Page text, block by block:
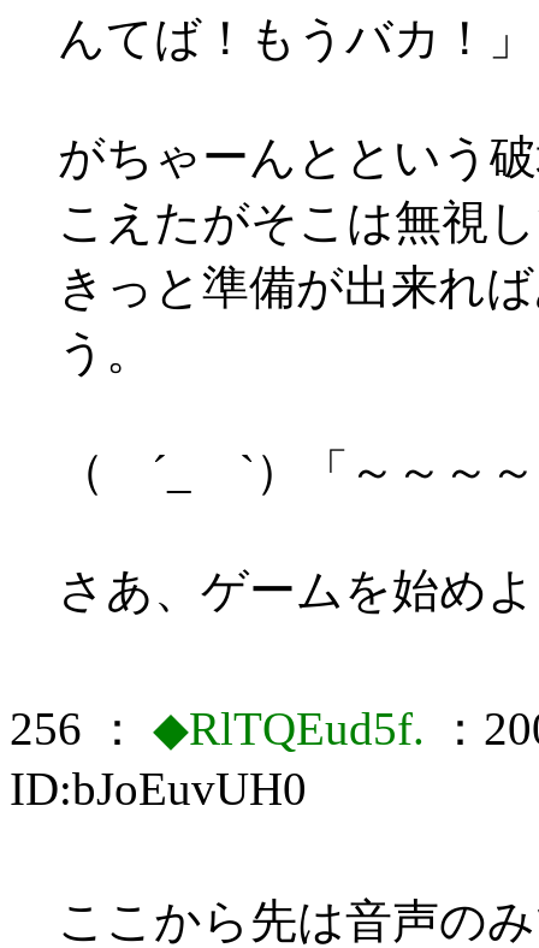
んてば！もうバカ！」
がちゃーんとという
こえたがそこは無視
きっと準備が出来れ
う。
（ ´_ゝ`）「～～～
さあ、ゲームを始め
256 ： ◆RlTQEud5f.
：
ID:bJoEuvUH0
ここから先は音声の